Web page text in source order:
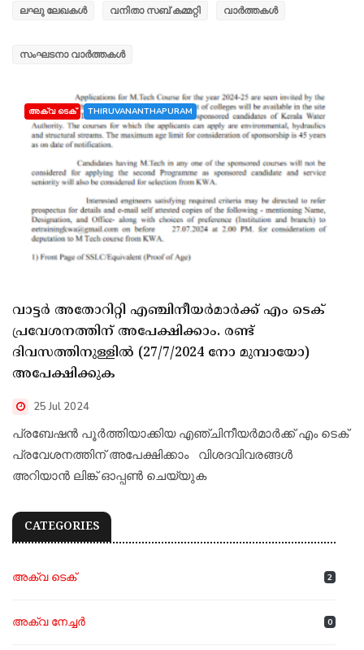
ലഘു ലേഖകൾ വനിതാ സബ് കമ്മറ്റി വാർത്തകൾ
സംഘടനാ വാർത്തകൾ
അക്വ ടെക് THIRUVANANTHAPURAM
വാട്ടർ അതോറിറ്റി എഞ്ചിനീയർമാർക്ക് എം ടെക്
പ്രവേശനത്തിന് അപേക്ഷിക്കാം. രണ്ട്
ദിവസത്തിനുള്ളിൽ (27/7/2024 നോ മുമ്പായോ)
അപേക്ഷിക്കുക
25 Jul 2024
പ്രബേഷൻ പൂർത്തിയാക്കിയ എഞ്ചിനീയർമാർക്ക് എം ടെക്
പ്രവേശനത്തിന് അപേക്ഷിക്കാം വിശദവിവരങ്ങൾ
അറിയാൻ ലിങ്ക് ഓപ്പൺ ചെയ്യുക
CATEGORIES
അക്വ ടെക് 2
അക്വ നേച്ചർ 0